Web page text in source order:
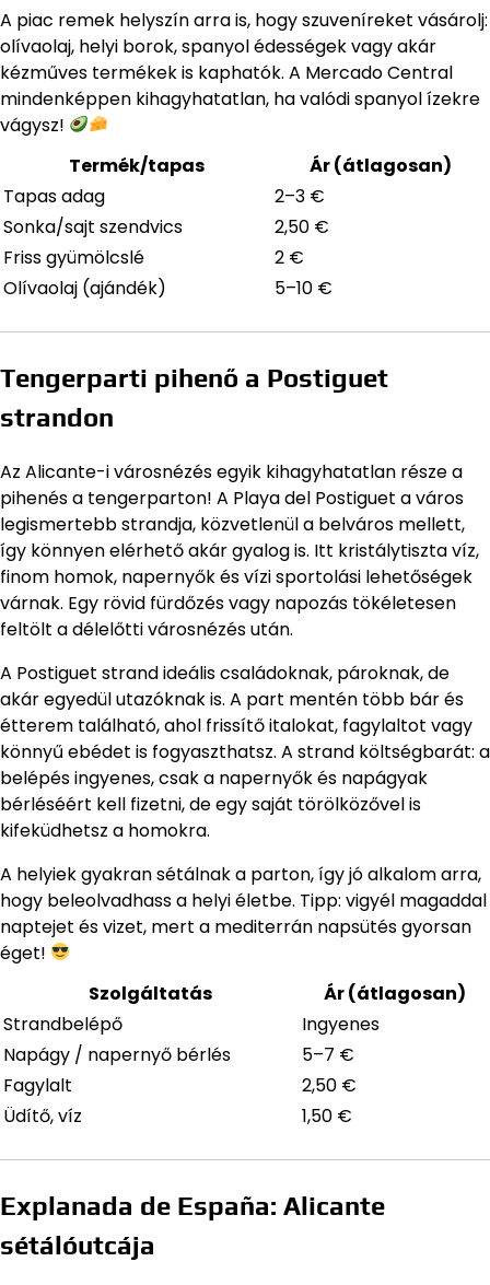
A piac remek helyszín arra is, hogy szuveníreket vásárolj:
olívaolaj, helyi borok, spanyol édességek vagy akár
kézműves termékek is kaphatók. A Mercado Central
mindenképpen kihagyhatatlan, ha valódi spanyol ízekre
vágysz!
Termék/tapas
Ár (átlagosan)
Tapas adag
2–3 €
Sonka/sajt szendvics
2,50 €
Friss gyümölcslé
2 €
Olívaolaj (ajándék)
5–10 €
Tengerparti pihenő a Postiguet
strandon
Az Alicante-i városnézés egyik kihagyhatatlan része a
pihenés a tengerparton! A Playa del Postiguet a város
legismertebb strandja, közvetlenül a belváros mellett,
így könnyen elérhető akár gyalog is. Itt kristálytiszta víz,
finom homok, napernyők és vízi sportolási lehetőségek
várnak. Egy rövid fürdőzés vagy napozás tökéletesen
feltölt a délelőtti városnézés után.
A Postiguet strand ideális családoknak, pároknak, de
akár egyedül utazóknak is. A part mentén több bár és
étterem található, ahol frissítő italokat, fagylaltot vagy
könnyű ebédet is fogyaszthatsz. A strand költségbarát: a
belépés ingyenes, csak a napernyők és napágyak
bérléséért kell fizetni, de egy saját törölközővel is
kifeküdhetsz a homokra.
A helyiek gyakran sétálnak a parton, így jó alkalom arra,
hogy beleolvadhass a helyi életbe. Tipp: vigyél magaddal
naptejet és vizet, mert a mediterrán napsütés gyorsan
éget!
Szolgáltatás
Ár (átlagosan)
Strandbelépő
Ingyenes
Napágy / napernyő bérlés
5–7 €
Fagylalt
2,50 €
Üdítő, víz
1,50 €
Explanada de España: Alicante
sétálóutcája